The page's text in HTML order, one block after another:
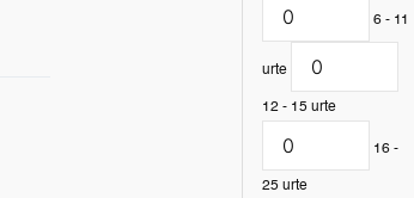
6 - 11
urte
12 - 15 urte
16 -
25 urte